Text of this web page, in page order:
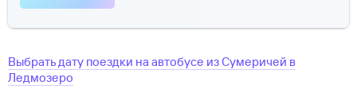
Выбрать дату поездки на автобусе изСумеричей в
Ледмозеро